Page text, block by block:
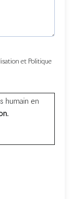
et Politique
humain en
.